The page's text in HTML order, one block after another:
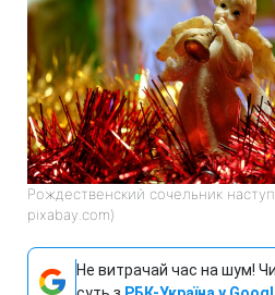
Рождественский сочельник
pixabay.com)
Не витрачай час на шум!